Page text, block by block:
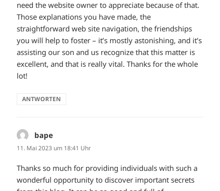
need the website owner to appreciate because of that.
Those explanations you have made, the
straightforward web site navigation, the friendships
you will help to foster – it’s mostly astonishing, and it’s
assisting our son and us recognize that this matter is
excellent, and that is really vital. Thanks for the whole
lot!
ANTWORTEN
bape
11. Mai 2023 um 18:41 Uhr
Thanks so much for providing individuals with such a
wonderful opportunity to discover important secrets